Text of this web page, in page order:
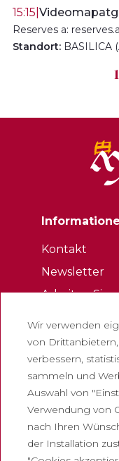
15:15
Reserves a:
Standort: BASILICA
1
Kontakt
Newsletter
Arbeiten Sie
Rechtliches
Cookie-
Richtlinien
Wir verwenden
von
verbessern,
sammeln und
Auswahl von
Verwendung von
nach Ihren
der Installation